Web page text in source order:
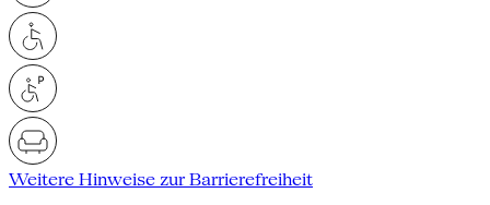
Weitere Hinweise zur Barrierefreiheit